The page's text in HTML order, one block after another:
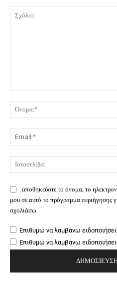
αποθηκεύστε το όνομα, το
μου σε αυτό το πρόγραμμα περιήγησης
σχολιάσω.
Επιθυμώ να λαμβάνω
Επιθυμώ να λαμβάνω